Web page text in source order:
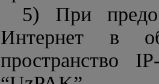
5) При
Интернет в
пространство